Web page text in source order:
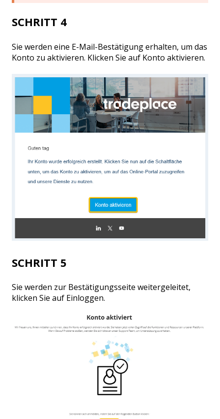
SCHRITT 4
Sie werden eine E-Mail-Bestätigung erhalten, um das
Konto zu aktivieren. Klicken Sie auf Konto aktivieren.
SCHRITT 5
Sie werden zur Bestätigungsseite weitergeleitet,
klicken Sie auf Einloggen.